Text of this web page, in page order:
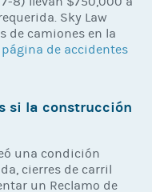
Sky Law
de camiones en la
página de accidentes
si la construcción
una condición
cierres de carril
un Reclamo de